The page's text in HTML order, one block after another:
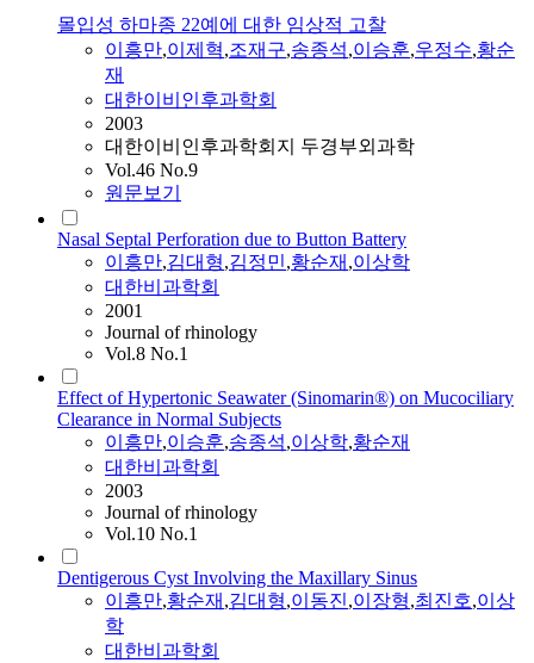
몰입성 하마종 22예에 대한 임상적 고찰
이흥만,이제혁,조재구,송종석,이승훈,우정수,황순
재
대한이비인후과학회
2003
대한이비인후과학회지 두경부외과학
Vol.46 No.9
원문보기
Nasal Septal Perforation due to Button Battery
이흥만,김대형,김정민,황순재 ,이상학
대한비과학회
2001
Journal of rhinology
Vol.8 No.1
Effect of Hypertonic Seawater (Sinomarin®) on Mucociliary
Clearance in Normal Subjects
이흥만,이승훈,송종석,이상학,황순재
대한비과학회
2003
Journal of rhinology
Vol.10 No.1
Dentigerous Cyst Involving the Maxillary Sinus
이흥만,황순재 ,김대형,이동진,이장형,최진호,이상
학
대한비과학회